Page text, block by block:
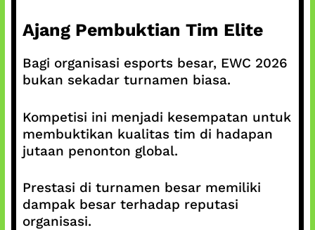
Ajang Pembuktian Tim Elite
Bagi organisasi esports besar, EWC 2026
bukan sekadar turnamen biasa.
Kompetisi ini menjadi kesempatan untuk
membuktikan kualitas tim di hadapan
jutaan penonton global.
Prestasi di turnamen besar memiliki
dampak besar terhadap reputasi
organisasi.